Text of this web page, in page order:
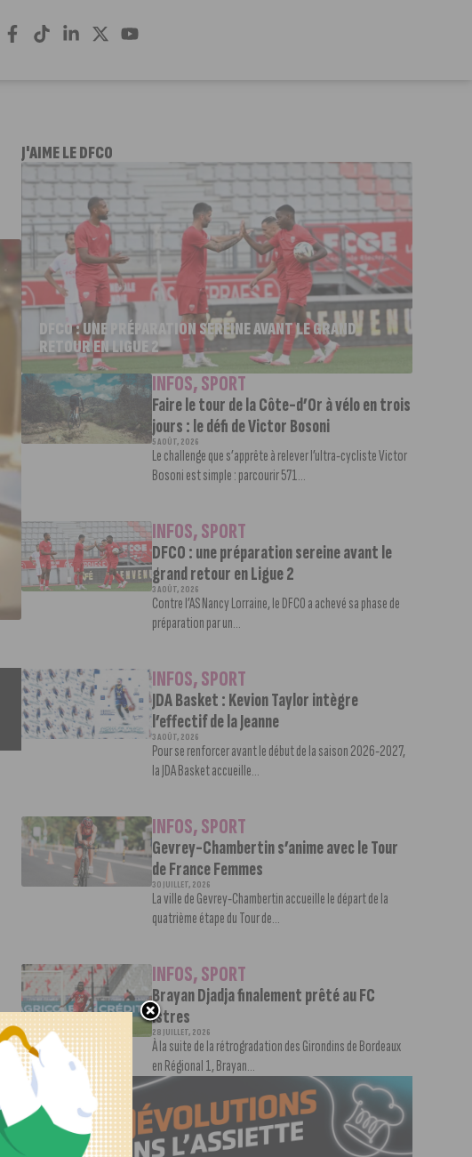
J'AIME LE DFCO
DFCO : UNE PRÉPARATION SEREINE AVANT LE GRAND
RETOUR EN LIGUE 2
INFOS,SPORT
Faire le tour de la Côte-d’Or à vélo en trois
jours : le défi de Victor Bosoni
5 AOÛT, 2026
Le challenge que s’apprête à relever l’ultra-cycliste Victor
Bosoni est simple : parcourir 571...
INFOS,SPORT
DFCO : une préparation sereine avant le
grand retour en Ligue 2
3 AOÛT, 2026
Contre l’AS Nancy Lorraine, le DFCO a achevé sa phase de
préparation par un...
INFOS,SPORT
JDA Basket : Kevion Taylor intègre
l’effectif de la Jeanne
3 AOÛT, 2026
Pour se renforcer avant le début de la saison 2026-2027,
la JDA Basket accueille...
INFOS,SPORT
Gevrey-Chambertin s’anime avec le Tour
de France Femmes
30 JUILLET, 2026
La ville de Gevrey-Chambertin accueille le départ de la
quatrième étape du Tour de...
INFOS,SPORT
Brayan Djadja finalement prêté au FC
Istres
28 JUILLET, 2026
À la suite de la rétrogradation des Girondins de Bordeaux
en Régional 1, Brayan...